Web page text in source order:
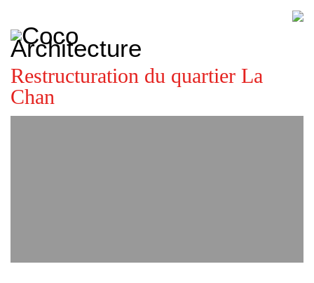
Architecture
architecture,
urbanisme,
etc.
Restructuration du quartier La
Chan